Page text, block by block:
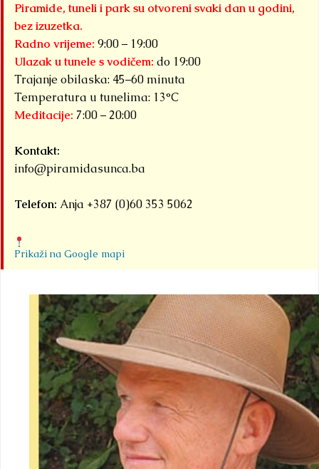
Piramide, tuneli i park su otvoreni svaki dan u godini,
bez izuzetka.
Radno vrijeme: 9:00 – 19:00
Ulazak u tunele s vodičem: do 19:00
Trajanje obilaska: 45–60 minuta
Temperatura u tunelima: 13°C
Meditacije: 7:00 – 20:00
Kontakt:
info@piramidasunca.ba
Telefon: Anja +387 (0)60 353 5062
Prikaži na Google mapi